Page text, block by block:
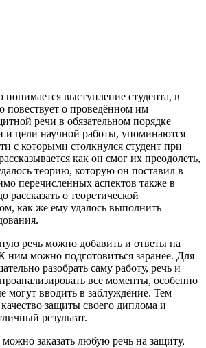
выступление студента, в
повествует о проведённом им
речи в обязательном порядке
и цели научной работы, упоминаются
с которыми столкнулся студент при
как он смог их преодолеть,
теорию, которую он поставил в
перечисленных аспектов также в
рассказать о теоретической
как же ему удалось выполнить
речь можно добавить и ответы на
ним можно подготовиться заранее. Для
разобрать саму работу, речь и
все моменты, особенно
могут вводить в заблуждение. Тем
защиты своего диплома и
результат.
заказать любую речь на защиту,